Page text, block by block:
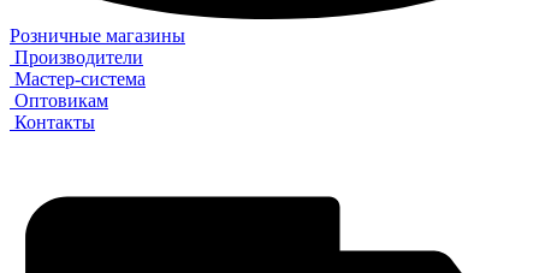
Розничные магазины
Производители
Мастер-система
Оптовикам
Контакты